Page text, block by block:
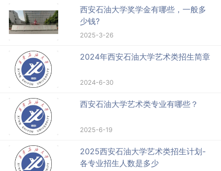
西安石油大学奖学金有哪些，一般多
少钱?
2025-3-26
2024年西安石油大学艺术类招生简章
2024-6-30
西安石油大学艺术类专业有哪些？
2025-6-19
2025西安石油大学艺术类招生计划-
各专业招生人数是多少